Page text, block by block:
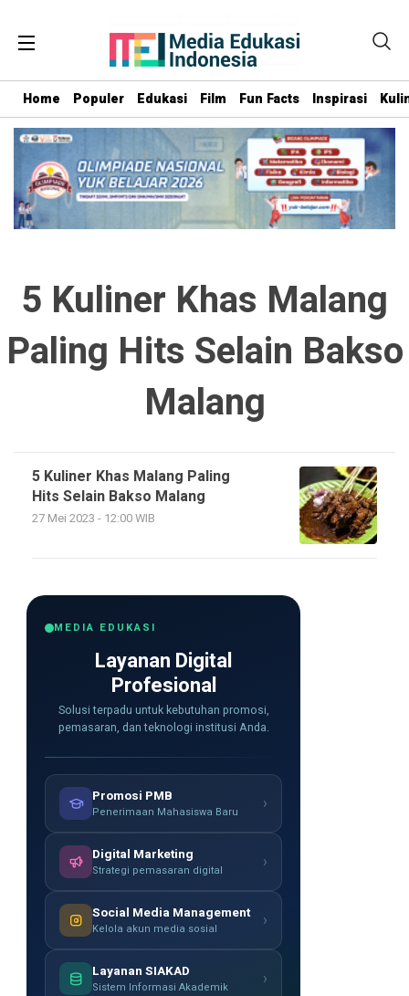
Home Populer Edukasi Film Fun Facts Inspirasi
5 Kuliner Khas Malang
Paling Hits Selain Bakso
Malang
5 Kuliner Khas Malang Paling
Hits Selain Bakso Malang
27 Mei 2023 - 12:00 WIB
MEDIA EDUKASI
Layanan Digital
Profesional
Solusi terpadu untuk kebutuhan promosi,
pemasaran, dan teknologi institusi Anda.
Promosi PMB
Penerimaan Mahasiswa Baru ›
Digital Marketing
Strategi pemasaran digital ›
Social Media Management
Kelola akun media sosial ›
Layanan SIAKAD
Sistem Informasi Akademik ›